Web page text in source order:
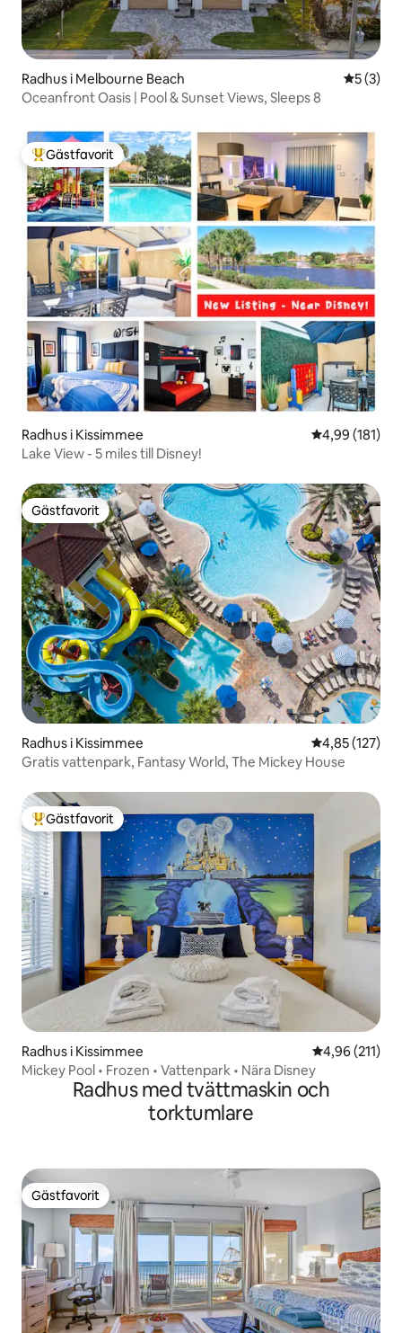
Radhus i Melbourne Beach 5 av 5 i
5 (3)
Oceanfront Oasis | Pool & Sunset Views, Sleeps 8
Populär gästfavorit
Gästfavorit
Radhus i Kissimmee 4,99 av 5 i
4,99 (181)
Lake View - 5 miles till Disney!
Gästfavorit
Gästfavorit
Radhus i Kissimmee 4,85 av 5 i
4,85 (127)
Gratis vattenpark, Fantasy World, The Mickey House
Populär gästfavorit
Gästfavorit
Radhus i Kissimmee 4,96 av 5 i
4,96 (211)
Mickey Pool • Frozen • Vattenpark • Nära Disney
Radhus med tvättmaskin och
torktumlare
Gästfavorit
Gästfavorit